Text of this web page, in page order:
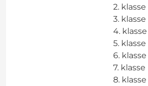
2. klasse
3. klasse
4. klasse
5. klasse
6. klasse
7. klasse
8. klasse